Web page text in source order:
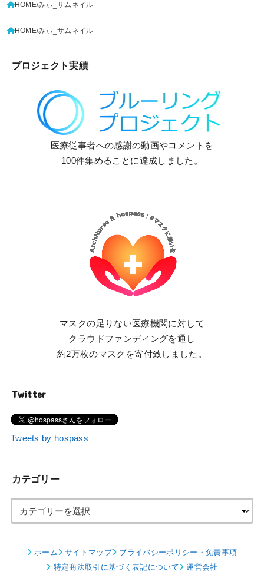
HOME みぃ_サムネイル
HOME みぃ_サムネイル
プロジェクト実績
医療従事者への感謝の動画やコメントを
100件集めることに達成しました。
マスクの足りない医療機関に対して
クラウドファンディングを通し
約2万枚のマスクを寄付致しました。
Twitter
Tweets by hospass
カテゴリー
ホーム サイトマップ
プライバシーポリシー・免責事項
特定商法取引に基づく表記について
運営会社